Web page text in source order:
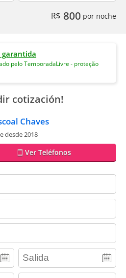
R$ 800 por noche
garantida
pelo TemporadaLivre - proteção
cotización!
Chaves
desde 2018
Ver Teléfonos